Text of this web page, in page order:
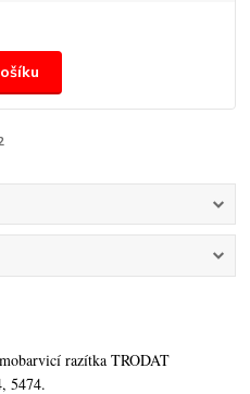
razítka TRODAT
5474.